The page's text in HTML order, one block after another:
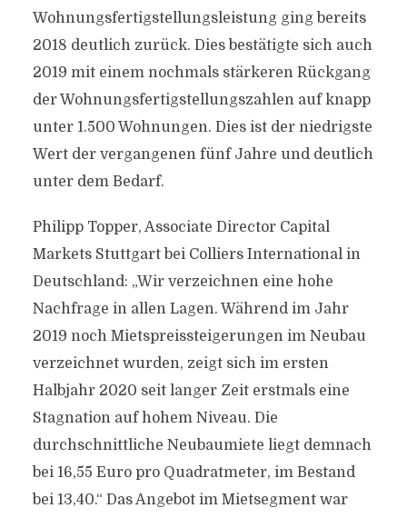
Wohnungsfertigstellungsleistung ging bereits
2018 deutlich zurück. Dies bestätigte sich auch
2019 mit einem nochmals stärkeren Rückgang
der Wohnungsfertigstellungszahlen auf knapp
unter 1.500 Wohnungen. Dies ist der niedrigste
Wert der vergangenen fünf Jahre und deutlich
unter dem Bedarf.
Philipp Topper, Associate Director Capital
Markets Stuttgart bei Colliers International in
Deutschland: „Wir verzeichnen eine hohe
Nachfrage in allen Lagen. Während im Jahr
2019 noch Mietspreissteigerungen im Neubau
verzeichnet wurden, zeigt sich im ersten
Halbjahr 2020 seit langer Zeit erstmals eine
Stagnation auf hohem Niveau. Die
durchschnittliche Neubaumiete liegt demnach
bei 16,55 Euro pro Quadratmeter, im Bestand
bei 13,40.“ Das Angebot im Mietsegment war